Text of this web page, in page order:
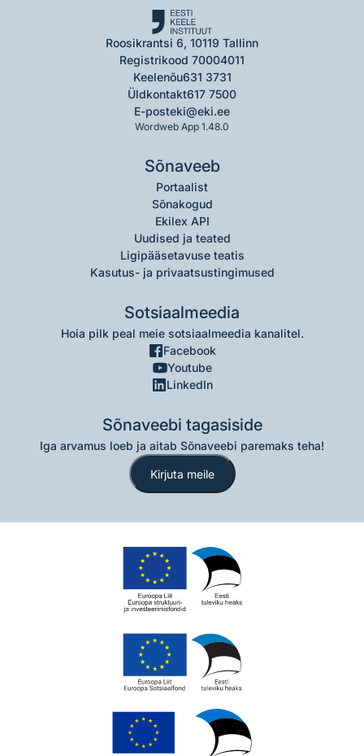
Roosikrantsi 6, 10119 Tallinn
Registrikood 70004011
Keelenõu631 3731
Üldkontakt617 7500
E-posteki@eki.ee
Wordweb App 1.48.0
Sõnaveeb
Portaalist
Sõnakogud
Ekilex API
Uudised ja teated
Ligipääsetavuse teatis
Kasutus- ja privaatsustingimused
Sotsiaalmeedia
Hoia pilk peal meie sotsiaalmeedia kanalitel.
Facebook
Youtube
LinkedIn
Sõnaveebi tagasiside
Iga arvamus loeb ja aitab Sõnaveebi paremaks teha!
Kirjuta meile